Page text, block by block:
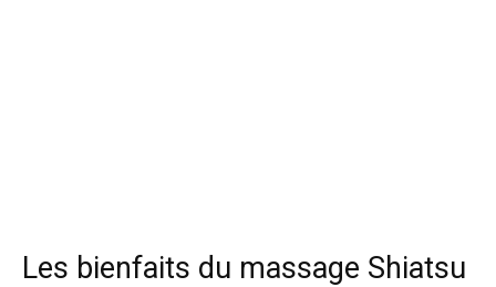
Les bienfaits du massage Shiatsu